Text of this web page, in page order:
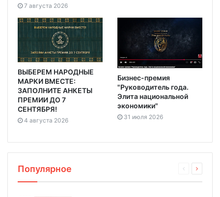
7 августа 2026
ВЫБЕРЕМ НАРОДНЫЕ
МАРКИ ВМЕСТЕ:
ЗАПОЛНИТЕ АНКЕТЫ
ПРЕМИИ ДО 7
СЕНТЯБРЯ!
4 августа 2026
Бизнес-премия
"Руководитель года.
Элита национальной
экономики"
31 июля 2026
Популярное